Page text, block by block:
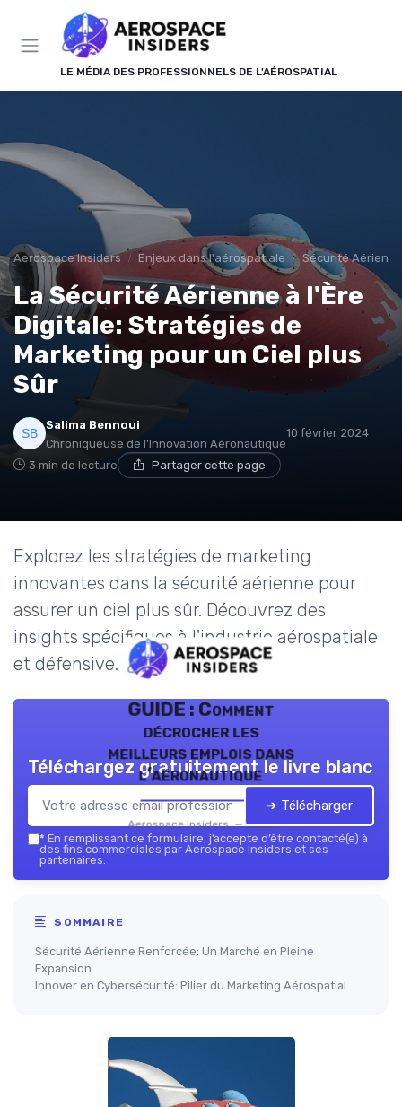
LE MÉDIA DES PROFESSIONNELS DE L'AÉROSPATIAL
Aerospace Insiders Enjeux dans l'aérospatiale Sécurité Aérienne
La Sécurité Aérienne à l'Ère
Digitale: Stratégies de
Marketing pour un Ciel plus
Sûr
Salima Bennoui
Chroniqueuse de l'Innovation Aéronautique
10 février 2024
3 min de lecture Partager cette page
Explorez les stratégies de marketing
innovantes dans la sécurité aérienne pour
assurer un ciel plus sûr. Découvrez des
insights spécifiques à l'industrie aérospatiale
et défensive.
GUIDE : Comment
décrocher les
meilleurs emplois dans
l’aéronautique
Aerospace Insiders — 2026
Téléchargez gratuitement le livre blanc
➔ Télécharger
* En remplissant ce formulaire, j’accepte d’être contacté(e) à
des fins commerciales par Aerospace Insiders et ses
partenaires.
SOMMAIRE
Sécurité Aérienne Renforcée: Un Marché en Pleine
Expansion
Innover en Cybersécurité: Pilier du Marketing Aérospatial
Panneau de gestion des cookies